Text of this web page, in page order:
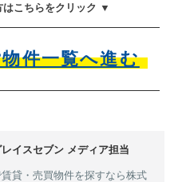
こちらをクリック ▼
件一覧へ進む
イスセブン メディア担当
貸・売買物件を探すなら株式